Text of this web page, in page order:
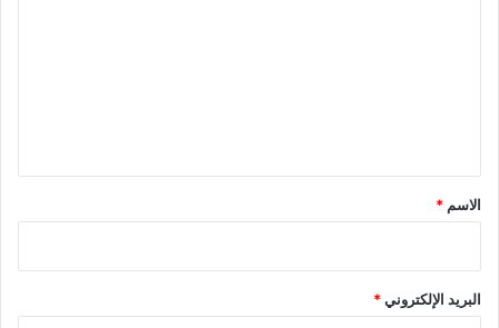
*
الاسم *
البريد الإلكتروني*